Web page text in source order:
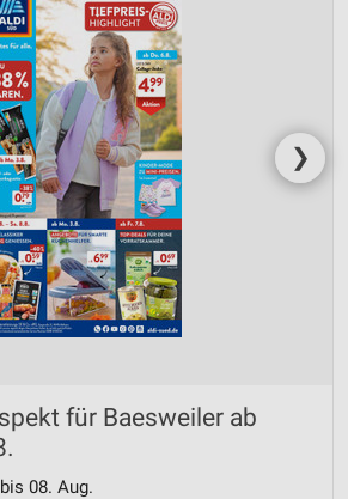
❯
für Baesweiler ab
08. Aug.